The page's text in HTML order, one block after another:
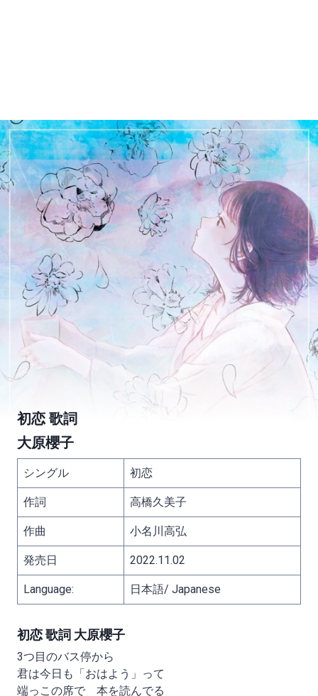
初恋 歌詞
大原櫻子
シングル 初恋
作詞 高橋久美子
作曲 小名川高弘
発売日 2022.11.02
Language: 日本語/ Japanese
初恋 歌詞 大原櫻子
3つ目のバス停から
君は今日も「おはよう」って
端っこの席で 本を読んでる